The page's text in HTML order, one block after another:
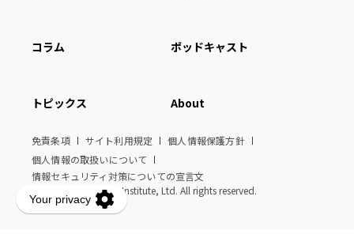
コラム ポッドキャスト
トピックス About
免責条項 サイト利用規定
個人情報保護方針
個人情報の取扱いについて
情報セキュリティ対策についての宣言文
© Nomura Research Institute, Ltd. All rights reserved.